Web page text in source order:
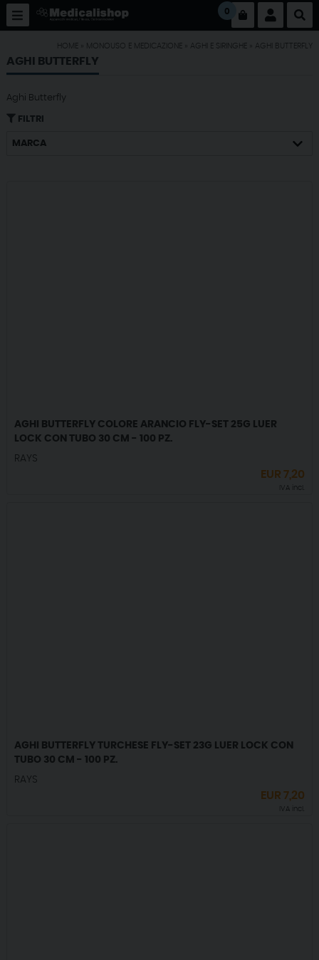
0
HOME MONOUSO E MEDICAZIONE AGHI E SIRINGHE AGHI BUTTERFLY
AGHI BUTTERFLY
Aghi Butterfly
FILTRI
MARCA
AGHI BUTTERFLY COLORE ARANCIO FLY-SET 25G LUER
LOCK CON TUBO 30 CM - 100 PZ.
RAYS
EUR7,20
IVA incl.
AGHI BUTTERFLY TURCHESE FLY-SET 23G LUER LOCK CON
TUBO 30 CM - 100 PZ.
RAYS
EUR7,20
IVA incl.